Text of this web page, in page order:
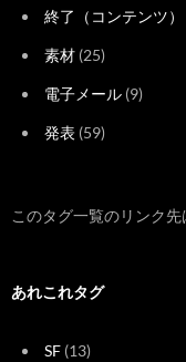
終了（コンテンツ）
素材 (25)
電子メール (9)
発表 (59)
このタグ一覧のリンク先
あれこれタグ
SF (13)